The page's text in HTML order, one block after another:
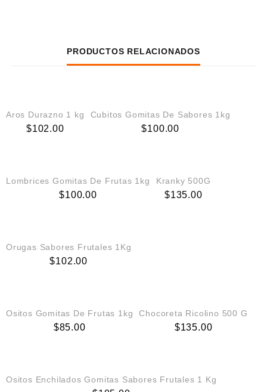
PRODUCTOS RELACIONADOS
Aros Durazno 1 kg
$102.00
Cubitos Gomitas De Sabores 1kg
$100.00
Lombrices Gomitas De Frutas 1kg
$100.00
Kranky 500G
$135.00
Orugas Sabores Frutales 1Kg
$102.00
Ositos Gomitas De Frutas 1kg
$85.00
Chocoreta Ricolino 500 G
$135.00
Ositos Enchilados Gomitas Sabores Frutales 1 Kg